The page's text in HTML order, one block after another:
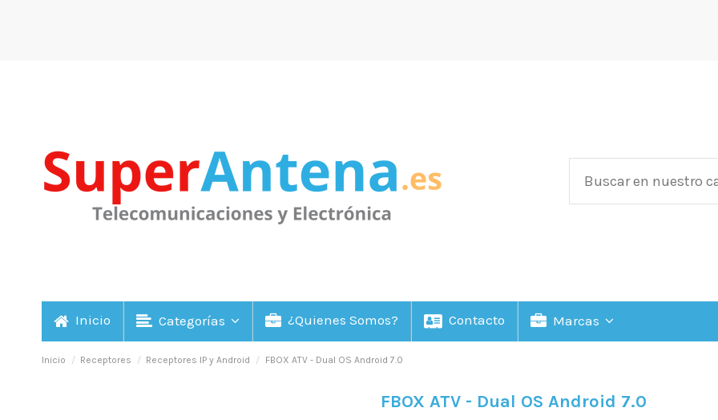
Inicio Categorías ¿Quienes Somos? Contacto Marcas
Inicio Receptores Receptores IP y Android FBOX ATV - Dual OS Android 7.0
FBOX ATV - Dual OS Android 7.0